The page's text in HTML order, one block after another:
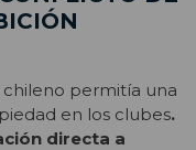
permitía una
en los clubes.
directa a